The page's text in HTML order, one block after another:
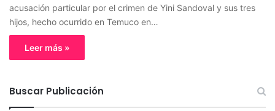
acusación particular por el crimen de Yini Sandoval y sus tres
hijos, hecho ocurrido en Temuco en…
Leer más »
Buscar Publicación